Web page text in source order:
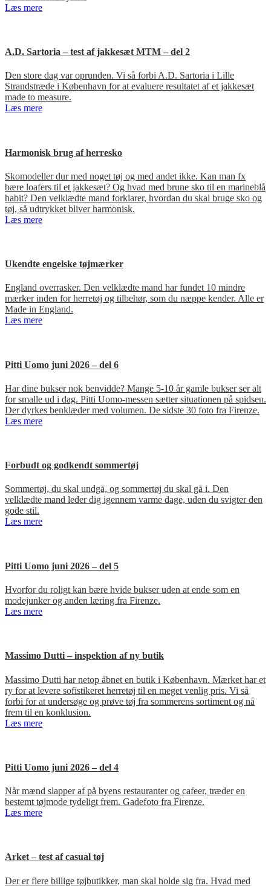
Læs mere
A.D. Sartoria – test af jakkesæt MTM – del 2
Den store dag var oprunden. Vi så forbi A.D. Sartoria i Lille
Strandstræde i København for at evaluere resultatet af et jakkesæt
made to measure.
Læs mere
Harmonisk brug af herresko
Skomodeller dur med noget tøj og med andet ikke. Kan man fx
bære loafers til et jakkesæt? Og hvad med brune sko til en marineblå
habit? Den velklædte mand forklarer, hvordan du skal bruge sko og
tøj, så udtrykket bliver harmonisk.
Læs mere
Ukendte engelske tøjmærker
England overrasker. Den velklædte mand har fundet 10 mindre
mærker inden for herretøj og tilbehør, som du næppe kender. Alle er
Made in England.
Læs mere
Pitti Uomo juni 2026 – del 6
Har dine bukser nok benvidde? Mange 5-10 år gamle bukser ser alt
for smalle ud i dag. Pitti Uomo-messen sætter situationen på spidsen.
Der dyrkes benklæder med volumen. De sidste 30 foto fra Firenze.
Læs mere
Forbudt og godkendt sommertøj
Sommertøj, du skal undgå, og sommertøj du skal gå i. Den
velklædte mand leder dig igennem varme dage, uden du svigter den
gode stil.
Læs mere
Pitti Uomo juni 2026 – del 5
Hvorfor du roligt kan bære hvide bukser uden at ende som en
modejunker og anden læring fra Firenze.
Læs mere
Massimo Dutti – inspektion af ny butik
Massimo Dutti har netop åbnet en butik i København. Mærket har et
ry for at levere sofistikeret herretøj til en meget venlig pris. Vi så
forbi for at undersøge og prøve tøj fra sommerens sortiment og nå
frem til en konklusion.
Læs mere
Pitti Uomo juni 2026 – del 4
Når mænd slapper af på byens restauranter og cafeer, træder en
bestemt tøjmode tydeligt frem. Gadefoto fra Firenze.
Læs mere
Arket – test af casual tøj
Der er flere billige tøjbutikker, man skal holde sig fra. Hvad med